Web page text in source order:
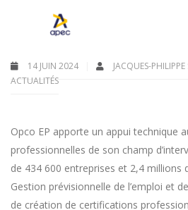
14 JUIN 2024
JACQUES-
ACTUALITÉS
Opco EP apporte un appui technique
professionnelles de son champ
de 434 600 entreprises et 2,4 millions
Gestion prévisionnelle de l’emploi et
de création de certifications